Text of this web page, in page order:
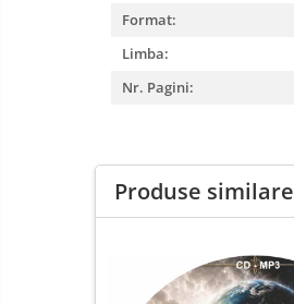
Format:
Limba:
Nr. Pagini:
Produse similare